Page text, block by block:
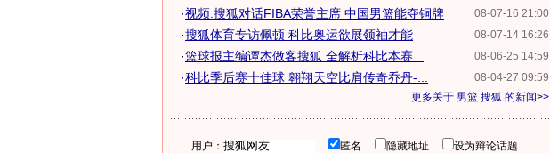
08-07-16 21:00
·视频:搜狐对话FIBA荣誉主席 中国男篮能夺铜牌
08-07-14 16:26
·搜狐体育专访佩顿 科比奥运欲展领袖才能
08-06-25 14:59
·篮球报主编谭杰做客搜狐 全解析科比本赛...
08-04-27 09:59
·科比季后赛十佳球 翱翔天空比肩传奇乔丹-...
更多关于 男篮 搜狐 的新闻>>
用户： 匿名 隐藏地址
设为辩论话题